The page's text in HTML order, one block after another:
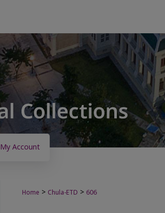
My Account
Home > Chula-ETD > 606